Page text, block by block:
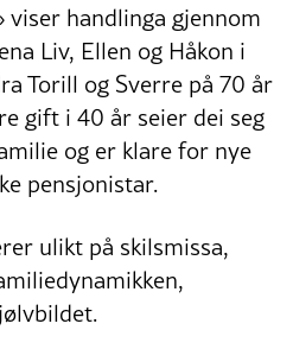
viser handlinga gjennom
Liv, Ellen og Håkon i
Torill og Sverre på 70 år
gift i 40 år seier dei seg
og er klare for nye
pensjonistar.
ulikt på skilsmissa,